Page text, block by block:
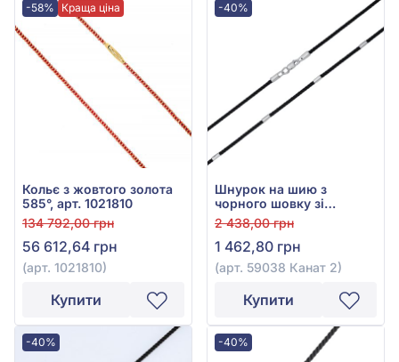
-58% Краща ціна
Кольє з жовтого золота
585°, арт. 1021810
134 792,00 грн
56 612,64 грн
(арт. 1021810)
Купити
-40%
Шнурок на шию з
чорного шовку зі
сріблом 925°, арт. 59038
Канат 2
2 438,00 грн
1 462,80 грн
(арт. 59038 Канат 2)
Купити
-40% -40%